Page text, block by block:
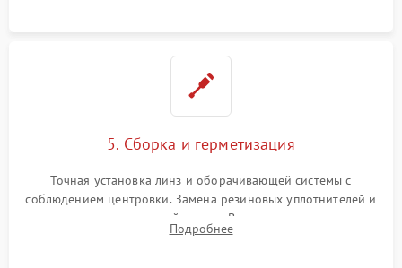
5. Сборка и герметизация
Точная установка линз и оборачивающей системы с
соблюдением центровки. Замена резиновых уплотнителей и
нанесение влагозащитной смазки. Вакуумирование корпуса
и заполнение его осушенным азотом или аргоном для
Подробнее